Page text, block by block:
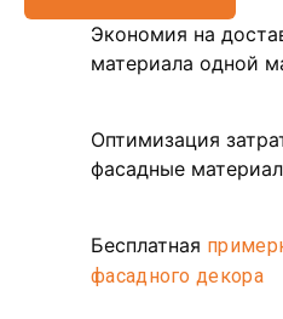
Экономия на
материала одной
Оптимизация
фасадные
Бесплатная
фасадного декора